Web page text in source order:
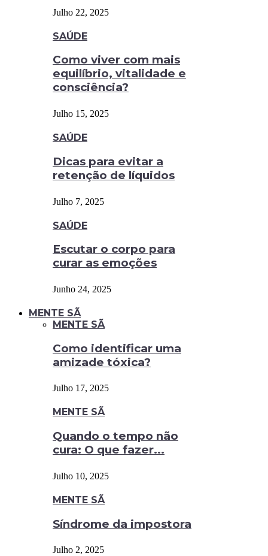
Julho 22, 2025
SAÚDE
Como viver com mais
equilíbrio, vitalidade e
consciência?
Julho 15, 2025
SAÚDE
Dicas para evitar a
retenção de líquidos
Julho 7, 2025
SAÚDE
Escutar o corpo para
curar as emoções
Junho 24, 2025
MENTE SÃ
MENTE SÃ
Como identificar uma
amizade tóxica?
Julho 17, 2025
MENTE SÃ
Quando o tempo não
cura: O que fazer...
Julho 10, 2025
MENTE SÃ
Síndrome da impostora
Julho 2, 2025